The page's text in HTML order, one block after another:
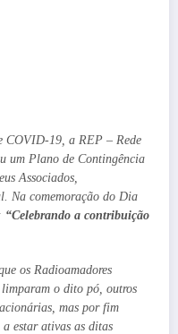
COVID-19, a REP – Rede
um Plano de Contingência
Associados,
Na comemoração do Dia
“Celebrando a contribuição
os Radioamadores
limparam o dito pó, outros
mas por fim
a estar ativas as ditas